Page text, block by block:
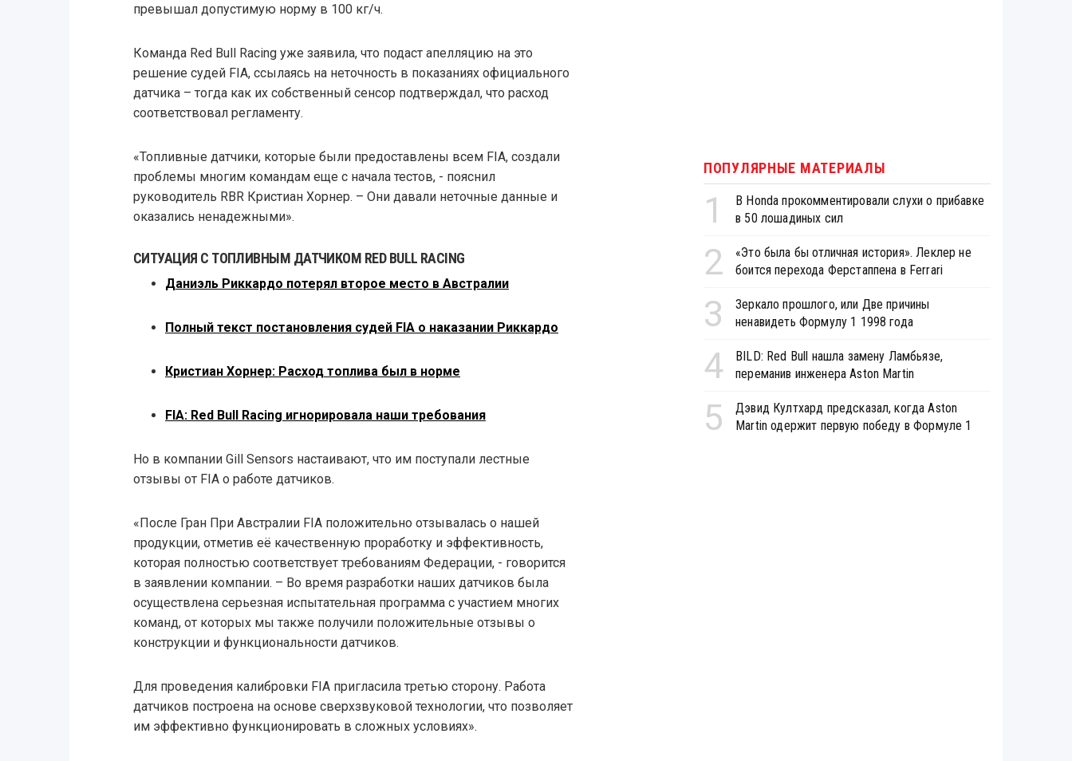
превышал допустимую норму в 100 кг/ч.
Команда Red Bull Racing уже заявила, что подаст апелляцию на это
решение судей FIA, ссылаясь на неточность в показаниях официального
датчика – тогда как их собственный сенсор подтверждал, что расход
соответствовал регламенту.
«Топливные датчики, которые были предоставлены всем FIA, создали
проблемы многим командам еще с начала тестов, - пояснил
руководитель RBR Кристиан Хорнер. – Они давали неточные данные и
оказались ненадежными».
СИТУАЦИЯ С ТОПЛИВНЫМ ДАТЧИКОМ RED BULL RACING
Даниэль Риккардо потерял второе место в Австралии
Полный текст постановления судей FIA о наказании Риккардо
Кристиан Хорнер: Расход топлива был в норме
FIA: Red Bull Racing игнорировала наши требования
Но в компании Gill Sensors настаивают, что им поступали лестные
отзывы от FIA о работе датчиков.
«После Гран При Австралии FIA положительно отзывалась о нашей
продукции, отметив её качественную проработку и эффективность,
которая полностью соответствует требованиям Федерации, - говорится
в заявлении компании. – Во время разработки наших датчиков была
осуществлена серьезная испытательная программа с участием многих
команд, от которых мы также получили положительные отзывы о
конструкции и функциональности датчиков.
Для проведения калибровки FIA пригласила третью сторону. Работа
датчиков построена на основе сверхзвуковой технологии, что позволяет
им эффективно функционировать в сложных условиях».
ПОПУЛЯРНЫЕ МАТЕРИАЛЫ
1
В Honda прокомментировали слухи о прибавке
в 50 лошадиных сил
2
«Это была бы отличная история». Леклер не
боится перехода Ферстаппена в Ferrari
3
Зеркало прошлого, или Две причины
ненавидеть Формулу 1 1998 года
4
BILD: Red Bull нашла замену Ламбьязе,
переманив инженера Aston Martin
5
Дэвид Култхард предсказал, когда Aston
Martin одержит первую победу в Формуле 1